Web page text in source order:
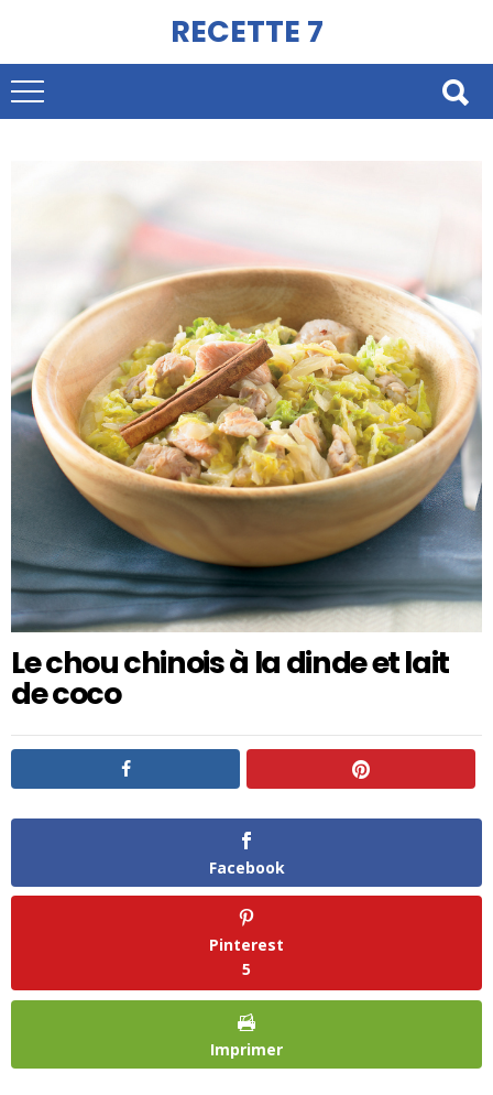
RECETTE 7
Le chou chinois à la dinde et lait
de coco
Facebook
Pinterest
5
Imprimer